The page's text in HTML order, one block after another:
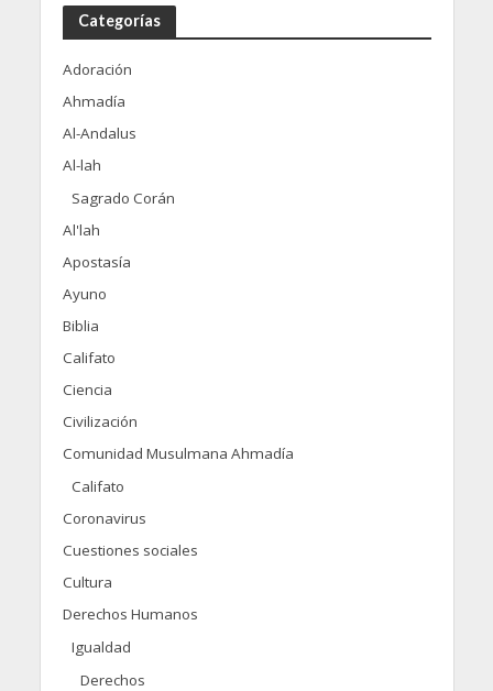
Categorías
Adoración
Ahmadía
Al-Andalus
Al-lah
Sagrado Corán
Al'lah
Apostasía
Ayuno
Biblia
Califato
Ciencia
Civilización
Comunidad Musulmana Ahmadía
Califato
Coronavirus
Cuestiones sociales
Cultura
Derechos Humanos
Igualdad
Derechos